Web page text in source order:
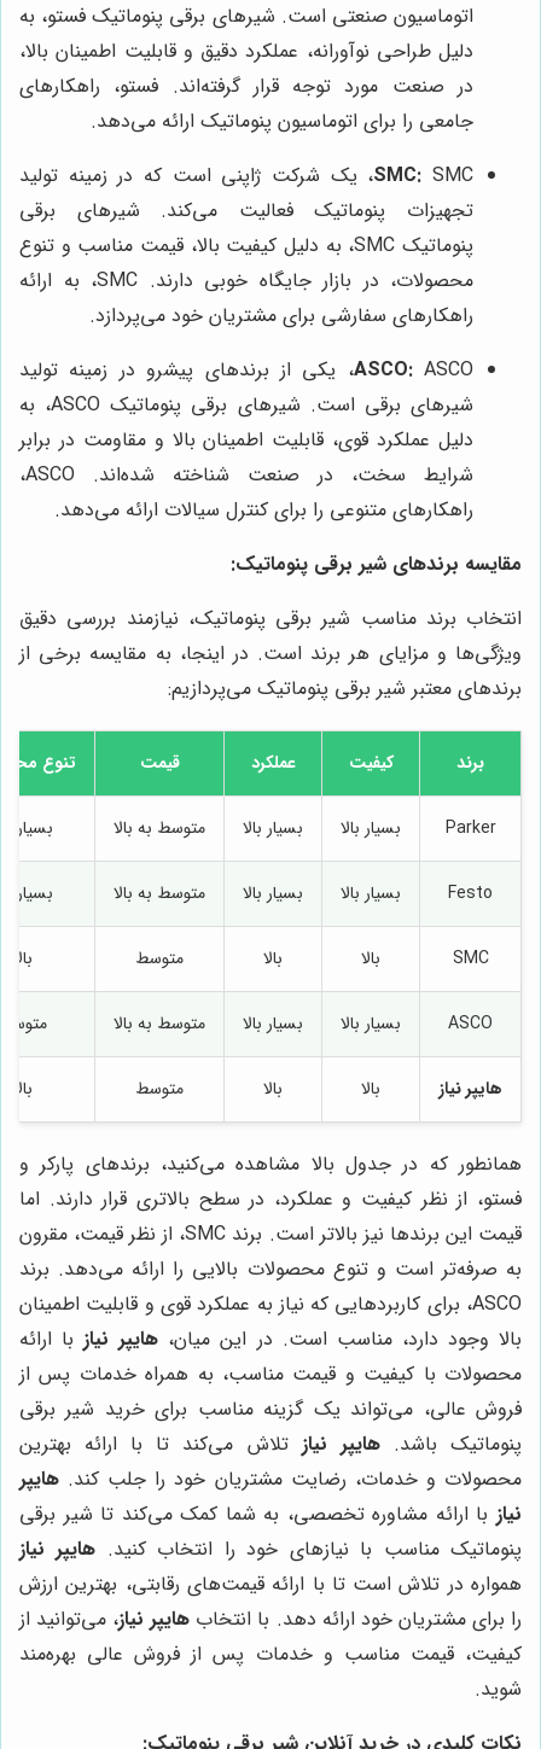
اتوماسیون صنعتی است. شیرهای برقی پنوماتیک فستو، به
دلیل طراحی نوآورانه، عملکرد دقیق و قابلیت اطمینان بالا،
در صنعت مورد توجه قرار گرفته‌اند. فستو، راهکارهای
جامعی را برای اتوماسیون پنوماتیک ارائه می‌دهد.
SMC:SMC، یک شرکت ژاپنی است که در زمینه تولید
تجهیزات پنوماتیک فعالیت می‌کند. شیرهای برقی
پنوماتیک SMC، به دلیل کیفیت بالا، قیمت مناسب و تنوع
محصولات، در بازار جایگاه خوبی دارند. SMC، به ارائه
راهکارهای سفارشی برای مشتریان خود می‌پردازد.
ASCO:ASCO، یکی از برندهای پیشرو در زمینه تولید
شیرهای برقی است. شیرهای برقی پنوماتیک ASCO، به
دلیل عملکرد قوی، قابلیت اطمینان بالا و مقاومت در برابر
شرایط سخت، در صنعت شناخته شده‌اند. ASCO،
راهکارهای متنوعی را برای کنترل سیالات ارائه می‌دهد.
مقایسه برندهای شیر برقی پنوماتیک:
انتخاب برند مناسب شیر برقی پنوماتیک، نیازمند بررسی دقیق
ویژگی‌ها و مزایای هر برند است. در اینجا، به مقایسه برخی از
برندهای معتبر شیر برقی پنوماتیک می‌پردازیم:
برند کیفیت عملکرد قیمت تنوع
Parker بسیار بالا بسیار بالا متوسط به بالا بسیار
Festo بسیار بالا بسیار بالا متوسط به بالا بسیار
SMC بالا بالا متوسط بالا
ASCO بسیار بالا بسیار بالا متوسط به بالا
هایپر نیاز بالا بالا متوسط بالا
همانطور که در جدول بالا مشاهده می‌کنید، برندهای پارکر و
فستو، از نظر کیفیت و عملکرد، در سطح بالاتری قرار دارند. اما
قیمت این برندها نیز بالاتر است. برند SMC، از نظر قیمت، مقرون
به صرفه‌تر است و تنوع محصولات بالایی را ارائه می‌دهد. برند
ASCO، برای کاربردهایی که نیاز به عملکرد قوی و قابلیت اطمینان
بالا وجود دارد، مناسب است. در این میان، هایپر نیازبا ارائه
محصولات با کیفیت و قیمت مناسب، به همراه خدمات پس از
فروش عالی، می‌تواند یک گزینه مناسب برای خرید شیر برقی
پنوماتیک باشد.هایپر نیاز تلاش می‌کند تا با ارائه بهترین
محصولات و خدمات، رضایت مشتریان خود را جلب کند. هایپر
نیاز با ارائه مشاوره تخصصی، به شما کمک می‌کند تا شیر برقی
پنوماتیک مناسب با نیازهای خود را انتخاب کنید. هایپر نیاز
همواره در تلاش است تا با ارائه قیمت‌های رقابتی، بهترین ارزش
را برای مشتریان خود ارائه دهد. با انتخاب هایپر نیاز، می‌توانید از
کیفیت، قیمت مناسب و خدمات پس از فروش عالی بهره‌مند
شوید.